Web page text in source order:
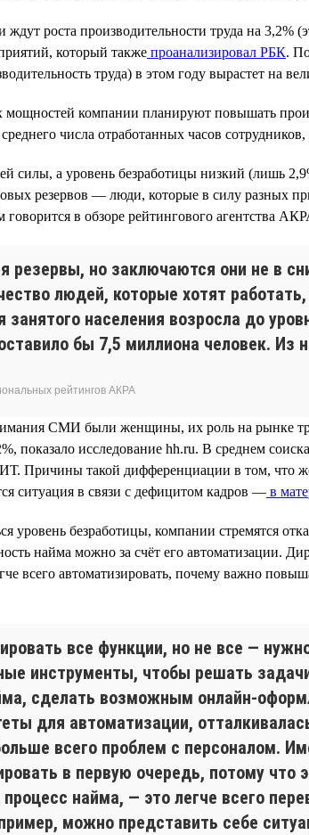
роста производительности труда на
который также проанализировал РБК.
труда) в этом году вырастет на
компании планируют повышать
числа отработанных часов
силы, а уровень безработицы низкий (лишь
резервов — люди, которые в силу разных
в обзоре рейтингового агентства
резервы, но заключаются они не в
людей, которые хотят
населения возросла до
бы 7,5 миллиона человек.
рейтингов АКРА
СМИ были женщины, их роль на рынке
показало исследование hh.ru. В среднем
ИТ. Причины такой дифференциации в том,
ситуация в связи с дефицитом кадров — в
уровень безработицы, компании стремятся
найма можно за счёт его автоматизации.
всего автоматизировать, почему важно
все функции, но не все —
инструменты, чтобы решать
сделать возможным онлайн-
для автоматизации,
всего проблем с персоналом.
в первую очередь, потому
найма, — это легче всего
можно представить себе